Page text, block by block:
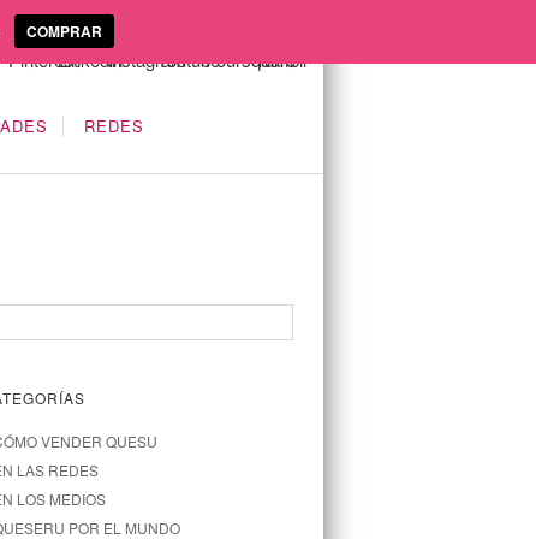
REDES
VENDER QUESU
LAS REDES
LOS MEDIOS
POR EL MUNDO
COMPRAR